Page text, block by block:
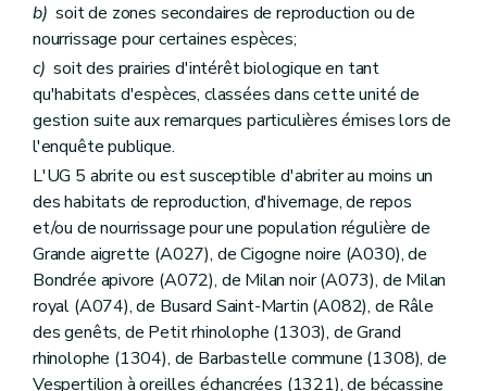
b) soit de zones secondaires de reproduction ou de
nourrissage pour certaines espèces;
c) soit des prairies d'intérêt biologique en tant
qu'habitats d'espèces, classées dans cette unité de
gestion suite aux remarques particulières émises lors de
l'enquête publique.
L'UG 5 abrite ou est susceptible d'abriter au moins un
des habitats de reproduction, d'hivernage, de repos
et/ou de nourrissage pour une population régulière de
Grande aigrette (A027), de Cigogne noire (A030), de
Bondrée apivore (A072), de Milan noir (A073), de Milan
royal (A074), de Busard Saint-Martin (A082), de Râle
des genêts, de Petit rhinolophe (1303), de Grand
rhinolophe (1304), de Barbastelle commune (1308), de
Vespertilion à oreilles échancrées (1321), de bécassine